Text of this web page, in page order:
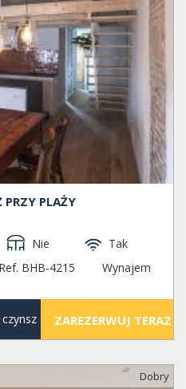
PRZY PLAŻY
Nie
Tak
Ref. BHB-4215
Wynajem
ZAREZERWUJ TERAZ
Dobry